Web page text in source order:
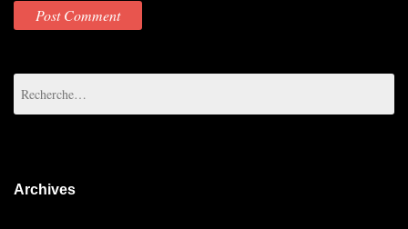
Archives